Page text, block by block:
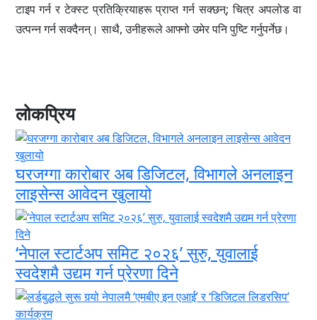
टाइप गर्न र टेक्स्ट प्रतिक्रियाहरू प्राप्त गर्न सक्छन्; चित्र अपलोड वा
उत्पन्न गर्न सक्दैनन्। साथै, उनीहरूले आफ्नो उमेर पनि पुष्टि गर्नुपर्नेछ।
लोकप्रिय
घरजग्गा कारोबार अब डिजिटल, विभागले अनलाइन
लाइसेन्स आवेदन खुलायो
‘नेपाल स्टार्टअप समिट २०२६’ सुरु, युवालाई
स्वदेशमै उद्यम गर्न प्रेरणा दिने